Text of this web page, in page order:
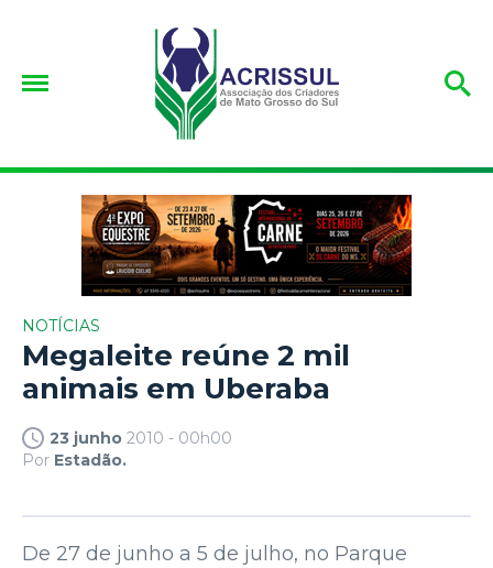
NOTÍCIAS
Megaleite reúne 2 mil
animais em Uberaba
23 junho 2010 - 00h00
Por Estadão.
De 27 de junho a 5 de julho, no Parque